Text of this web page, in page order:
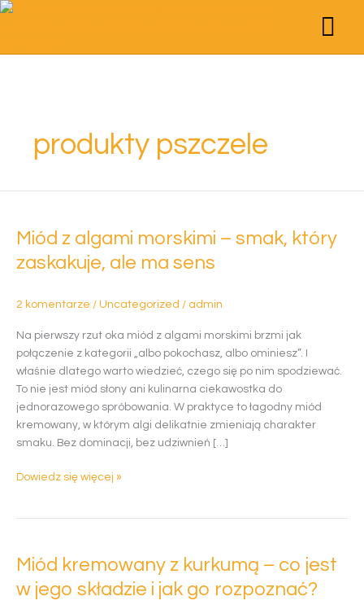
Przejdź
produkty pszczele
Miód z algami morskimi – smak, który
zaskakuje, ale ma sens
2 komentarze / Uncategorized / admin
Na pierwszy rzut oka miód z algami morskimi brzmi jak
połączenie z kategorii „albo pokochasz, albo ominiesz”. I
właśnie dlatego warto wiedzieć, czego się po nim spodziewać.
To nie jest miód słony ani kulinarna ciekawostka do
jednorazowego spróbowania. W praktyce to łagodny miód
kremowany, w którym algi delikatnie zmieniają charakter
smaku. Bez dominacji, bez udziwnień […]
algami
morskimi
–
który
ma
Dowiedz się więcej »
Miód kremowany z kurkumą – co jest
w jego składzie i jak go rozpoznać?
z
kurkumą
–